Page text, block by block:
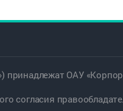
ОАУ
согласия